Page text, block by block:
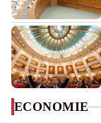
ECONOMIE